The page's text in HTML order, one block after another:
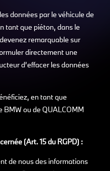
données par le véhicule de
tant que piéton, dans le
remarquable sur
directement une
d’effacer les données
en tant que
ou de QUALCOMM
(Art. 15 du RGPD) :
de nous des informations